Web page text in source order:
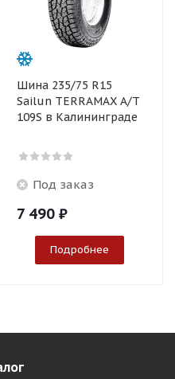
Шина 235/75 R15
Sailun TERRAMAX A/T
109S в Калининграде
Под заказ
7 490 ₽
Подробнее